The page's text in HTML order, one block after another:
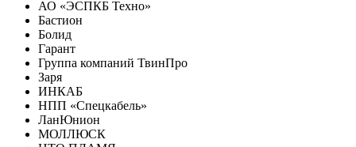
АО «ЭСПКБ Техно»
Бастион
Болид
Гарант
Группа компаний ТвинПро
Заря
ИНКАБ
НПП «Спецкабель»
ЛанЮнион
МОЛЛЮСК